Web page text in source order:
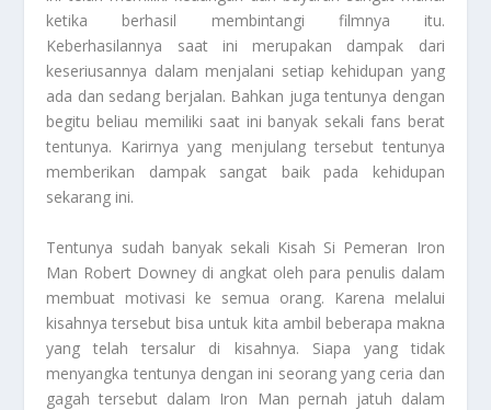
ketika berhasil membintangi filmnya itu.
Keberhasilannya saat ini merupakan dampak dari
keseriusannya dalam menjalani setiap kehidupan yang
ada dan sedang berjalan. Bahkan juga tentunya dengan
begitu beliau memiliki saat ini banyak sekali fans berat
tentunya. Karirnya yang menjulang tersebut tentunya
memberikan dampak sangat baik pada kehidupan
sekarang ini.
Tentunya sudah banyak sekali Kisah Si Pemeran Iron
Man Robert Downey di angkat oleh para penulis dalam
membuat motivasi ke semua orang. Karena melalui
kisahnya tersebut bisa untuk kita ambil beberapa makna
yang telah tersalur di kisahnya. Siapa yang tidak
menyangka tentunya dengan ini seorang yang ceria dan
gagah tersebut dalam Iron Man pernah jatuh dalam